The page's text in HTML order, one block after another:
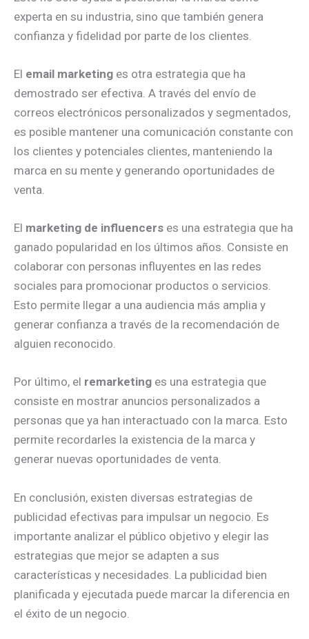
experta en su industria, sino que también genera
confianza y fidelidad por parte de los clientes.
El email marketing es otra estrategia que ha
demostrado ser efectiva. A través del envío de
correos electrónicos personalizados y segmentados,
es posible mantener una comunicación constante con
los clientes y potenciales clientes, manteniendo la
marca en su mente y generando oportunidades de
venta.
El marketing de influencers es una estrategia que ha
ganado popularidad en los últimos años. Consiste en
colaborar con personas influyentes en las redes
sociales para promocionar productos o servicios.
Esto permite llegar a una audiencia más amplia y
generar confianza a través de la recomendación de
alguien reconocido.
Por último, el remarketing es una estrategia que
consiste en mostrar anuncios personalizados a
personas que ya han interactuado con la marca. Esto
permite recordarles la existencia de la marca y
generar nuevas oportunidades de venta.
En conclusión, existen diversas estrategias de
publicidad efectivas para impulsar un negocio. Es
importante analizar el público objetivo y elegir las
estrategias que mejor se adapten a sus
características y necesidades. La publicidad bien
planificada y ejecutada puede marcar la diferencia en
el éxito de un negocio.